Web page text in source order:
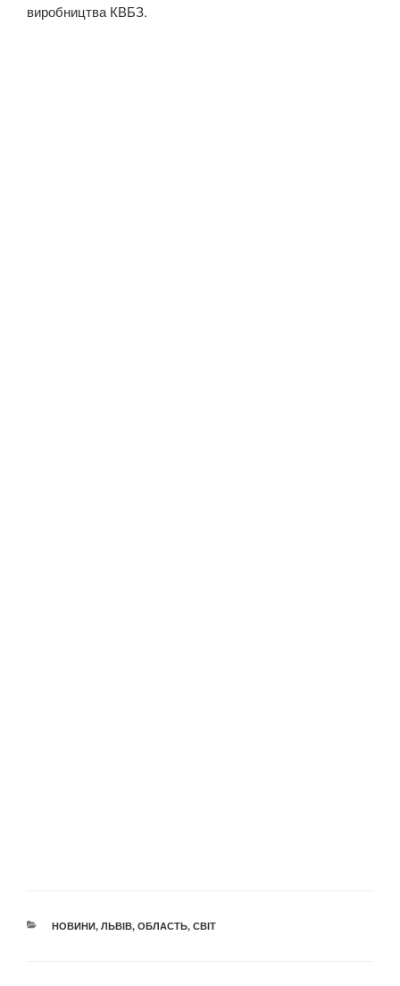
виробництва КВБЗ.
КАТЕГОРІЇ
НОВИНИ, ЛЬВІВ, ОБЛАСТЬ, СВІТ